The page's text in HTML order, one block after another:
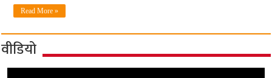
Read More »
वीडियो